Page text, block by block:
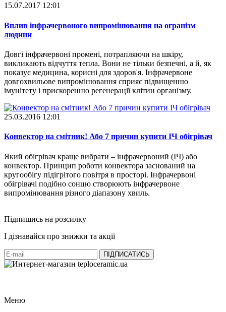
15.07.2017 12:01
Вплив інфрачервоного випромінювання на огранізм
людини
Довгі інфрачервоні промені, потрапляючи на шкіру,
викликають відчуття тепла. Вони не тільки безпечні, а й, як
показує медицина, корисні для здоров'я. Інфрачервоне
довгохвильове випромінювання сприяє підвищенню
імунітету і прискоренню регенерації клітин організму.
25.03.2016 12:01
Конвектор на смітник! Або 7 причин купити ІЧ обігрівач
Який обігрівач краще вибрати – інфрачервоний (ІЧ) або
конвектор. Принцип роботи конвектора заснований на
кругообігу підігрітого повітря в просторі. Інфрачервоні
обігрівачі подібно сонцю створюють інфрачервоне
випромінювання різного діапазону хвиль.
Підпишись на розсилку
І дізнавайся про знижки та акції
Меню